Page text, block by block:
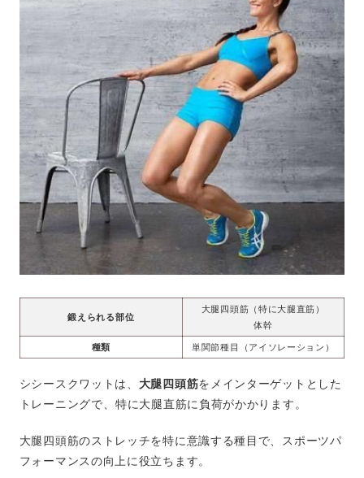
鍛えられる部位
大腿四頭筋（特に大腿直筋）
体幹
種類 単関節種目（アイソレーション）
シシースクワットは、 大腿四頭筋をメインターゲットとした
トレーニングで、特に大腿直筋に負荷がかかります。
大腿四頭筋のストレッチを特に意識する種目で、スポーツパ
フォーマンスの向上に役立ちます。